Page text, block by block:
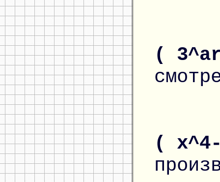
(
(